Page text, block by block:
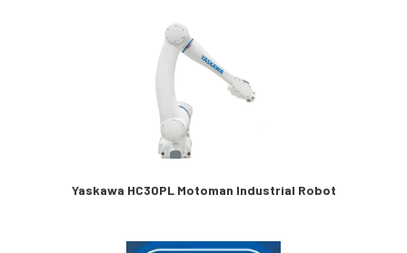
Yaskawa HC30PL Motoman Industrial Robot